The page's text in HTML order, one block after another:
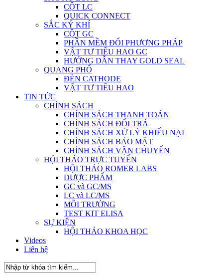
CỘT LC
QUICK CONNECT
SẮC KÝ KHÍ
CỘT GC
PHẦN MỀM ĐỔI PHƯƠNG PHÁP
VẬT TƯ TIÊU HAO GC
HƯỚNG DẪN THAY GOLD SEAL
QUANG PHỔ
ĐÈN CATHODE
VẬT TƯ TIÊU HAO
TIN TỨC
CHÍNH SÁCH
CHÍNH SÁCH THANH TOÁN
CHÍNH SÁCH ĐỔI TRẢ
CHÍNH SÁCH XỬ LÝ KHIẾU NẠI
CHÍNH SÁCH BẢO MẬT
CHÍNH SÁCH VẬN CHUYỂN
HỘI THẢO TRỰC TUYẾN
HỘI THẢO ROMER LABS
DƯỢC PHẨM
GC và GC/MS
LC và LC/MS
MÔI TRƯỜNG
TEST KIT ELISA
SỰ KIỆN
HỘI THẢO KHOA HỌC
Videos
Liên hệ